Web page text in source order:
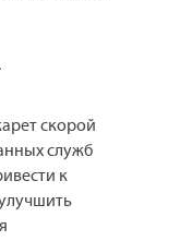
скорой
служб
к